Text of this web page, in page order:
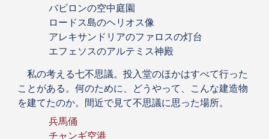
バビロンの空中庭園
ロードス島のヘリオス像
アレキサンドリアのファロスの灯台
エフェソスのアルテミス神殿
私の考える七不思議。投入堂のほかはすべて行った
ことがある。何のために、どうやって、こんな建造物
を建てたのか。間近で見て不思議に思った場所。
兵馬俑
チャンギ空港